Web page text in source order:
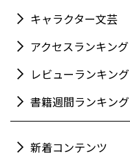
キャラクター文芸
アクセスランキング
レビューランキング
書籍週間ランキング
新着コンテンツ